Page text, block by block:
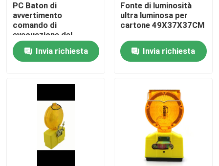
Prodotti
Circa noi
PC Baton di
avvertimento
comando di
evacuazione del
traffico nelle aree
densamente popolate
Invia richiesta
Fonte di luminosità
ultra luminosa per
cartone 49X37X37CM
Invia richiesta